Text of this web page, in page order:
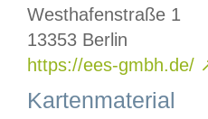
Westhafenstraße 1
13353 Berlin
https://ees-gmbh.de/
Kartenmaterial